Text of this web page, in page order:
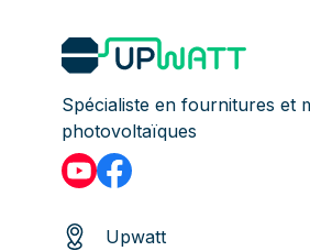
Spécialiste en fournitures et
photovoltaïques
Upwatt